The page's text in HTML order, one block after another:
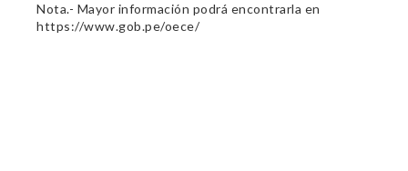
Nota.- Mayor información podrá encontrarla en
https://www.gob.pe/oece/